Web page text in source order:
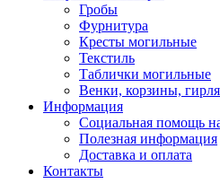
Гробы
Фурнитура
Кресты могильные
Текстиль
Таблички могильные
Венки, корзины,
Информация
Социальная помощь
Полезная информация
Доставка и оплата
Контакты